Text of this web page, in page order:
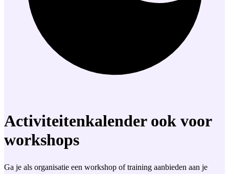
Activiteitenkalender ook voor
workshops
Ga je als organisatie een workshop of training aanbieden aan je